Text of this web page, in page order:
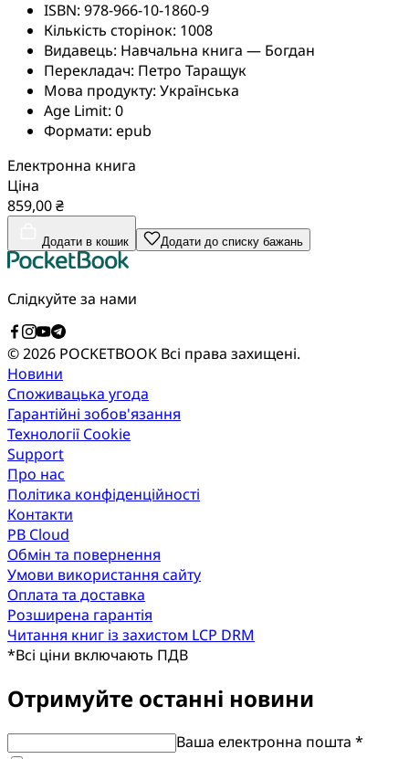
ISBN: 978-966-10-1860-9
Кількість сторінок: 1008
Видавець: Навчальна книга — Богдан
Перекладач: Петро Таращук
Мова продукту: Українська
Age Limit: 0
Формати: epub
Електронна книга
Ціна
859,00 ₴
Додати в кошик Додати до списку бажань
Слідкуйте за нами
© 2026 POCKETBOOK Всі права захищені.
Новини
Споживацька угода
Гарантійні зобов'язання
Технології Cookie
Support
Про нас
Політика конфіденційності
Контакти
PB Cloud
Обмін та повернення
Умови використання сайту
Оплата та доставка
Розширена гарантія
Читання книг із захистом LCP DRM
*Всі ціни включають ПДВ
Отримуйте останні новини
Ваша електронна пошта *